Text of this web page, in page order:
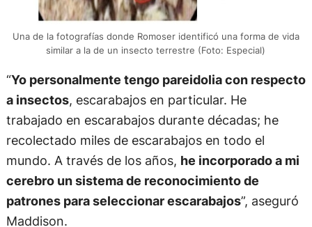
Una de la fotografías donde Romoser identificó una forma de vida
similar a la de un insecto terrestre (Foto: Especial)
“Yo personalmente tengo pareidolia con respecto
a insectos, escarabajos en particular. He
trabajado en escarabajos durante décadas; he
recolectado miles de escarabajos en todo el
mundo. A través de los años, he incorporado a mi
cerebro un sistema de reconocimiento de
patrones para seleccionar escarabajos”, aseguró
Maddison.